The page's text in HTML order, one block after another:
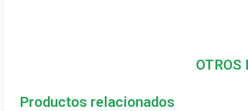
OTROS
Productos relacionados